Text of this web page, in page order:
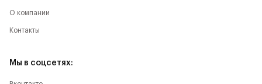
О компании
Контакты
Мы в соцсетях: